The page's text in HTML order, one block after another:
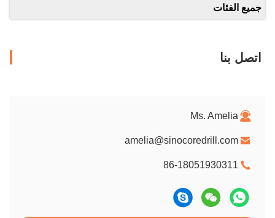
جميع الفئات
اتصل بنا
Ms. Amelia
amelia@sinocoredrill.com
86-18051930311